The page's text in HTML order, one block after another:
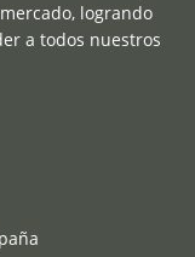
logrando
a todos nuestros